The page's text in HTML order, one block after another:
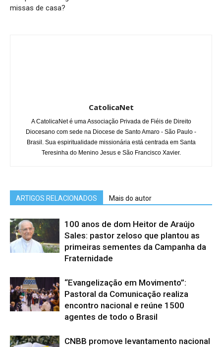
missas de casa?
CatolicaNet
A CatolicaNet é uma Associação Privada de Fiéis de Direito
Diocesano com sede na Diocese de Santo Amaro - São Paulo -
Brasil. Sua espiritualidade missionária está centrada em Santa
Teresinha do Menino Jesus e São Francisco Xavier.
ARTIGOS RELACIONADOS Mais do autor
100 anos de dom Heitor de Araújo
Sales: pastor zeloso que plantou as
primeiras sementes da Campanha da
Fraternidade
“Evangelização em Movimento”:
Pastoral da Comunicação realiza
encontro nacional e reúne 1500
agentes de todo o Brasil
CNBB promove levantamento nacional